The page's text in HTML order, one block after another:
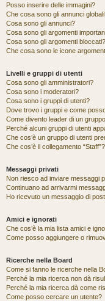
Posso inserire delle immagini?
Che cosa sono gli annunci
Cosa sono gli annunci?
Cosa sono gli argomenti
Cosa sono gli argomenti bloccati?
Che cosa sono le icone
Livelli e gruppi di utenti
Cosa sono gli amministratori?
Cosa sono i moderatori?
Cosa sono i gruppi di utenti?
Dove trovo i gruppi e come
Come divento leader di un
Perché alcuni gruppi di utenti
Che cos’è un gruppo di utenti
Che cos’è il collegamento “Staff”?
Messaggi privati
Non riesco ad inviare messaggi
Continuano ad arrivarmi
Ho ricevuto un messaggio di
Amici e ignorati
Che cos’è la mia lista amici e
Come posso aggiungere o
Ricerche nella Board
Come si fanno le ricerche nella
Perché la mia ricerca non dà
Perché la mia ricerca dà come
Come posso cercare un utente?